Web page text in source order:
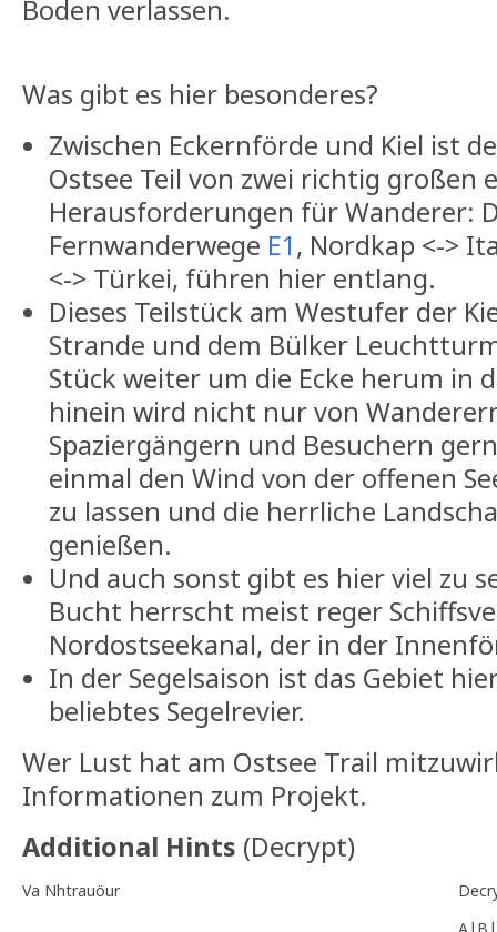
Boden verlassen.
Was gibt es hier besonderes?
Zwischen Eckernförde und Kiel ist
Ostsee Teil von zwei richtig großen
Herausforderungen für Wanderer:
Fernwanderwege E1, Nordkap <->
<-> Türkei, führen hier entlang.
Dieses Teilstück am Westufer der
Strande und dem Bülker
Stück weiter um die Ecke herum in
hinein wird nicht nur von
Spaziergängern und Besuchern
einmal den Wind von der offenen
zu lassen und die herrliche
genießen.
Und auch sonst gibt es hier viel zu
Bucht herrscht meist reger
Nordostseekanal, der in der
In der Segelsaison ist das Gebiet
beliebtes Segelrevier.
Wer Lust hat am Ostsee Trail
Informationen zum Projekt.
Additional Hints (Decrypt)
Va Nhtrauöur